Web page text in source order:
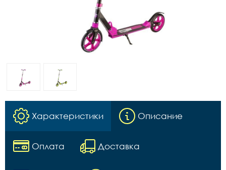
Характеристики Описание
Оплата Доставка